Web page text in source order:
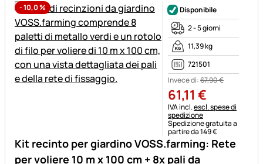
-10,0%
Kit recinto per giardino VOSS.farming: Rete
per voliere 10 m x 100 cm + 8x pali da
Disponibile
2 - 5 giorni
11,39 kg
721501
Invece di:67,90€
61,11 €
Informazioni fiscali:
IVA incl.escl. spese di
spedizione
Spedizione gratuita a
partire da 149 €